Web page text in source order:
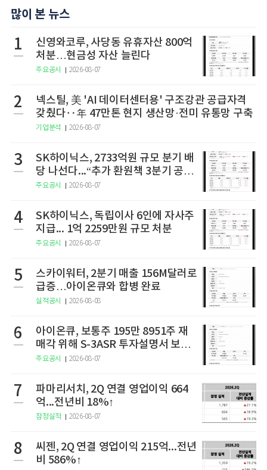
많이 본 뉴스
1
신영와코루, 사당동 유휴자산 800억
처분…현금성 자산 늘린다
주요공시 2026-08-07
2
넥스틸, 美 'AI 데이터센터용' 구조강관 공급자격
갖췄다‥年 47만톤 현지 생산망·전미 유통망 구축
기업분석 2026-08-07
3
SK하이닉스, 2733억원 규모 분기 배
당 나선다...“추가 환원책 3분기 공
개”
주요공시 2026-08-07
4
SK하이닉스, 독립이사 6인에 자사주
지급... 1억 2259만원 규모 처분
주요공시 2026-08-07
5
스카이워터, 2분기 매출 156M달러로
급증…아이온큐와 합병 완료
실적공시 2026-08-08
6
아이온큐, 보통주 195만 8951주 재
매각 위해 S-3ASR 투자설명서 보충
서 제출
주요공시 2026-08-07
7
파마리서치, 2Q 연결 영업이익 664
억...전년비 18%↑
잠정실적 2026-08-07
8
씨젠, 2Q 연결 영업이익 215억...전년
비 586%↑